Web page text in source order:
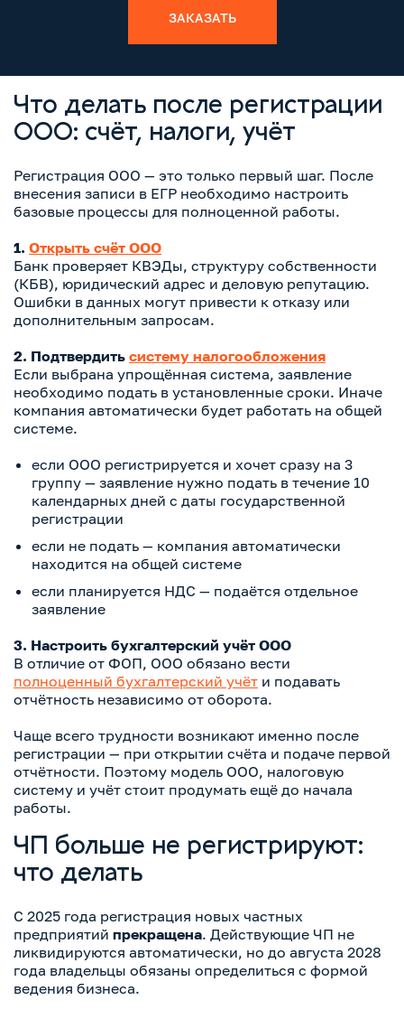
ЗАКАЗАТЬ
Что делать после регистрации
ООО: счёт, налоги, учёт
Регистрация ООО — это только первый шаг. После
внесения записи в ЕГР необходимо настроить
базовые процессы для полноценной работы.
1. Открыть счёт ООО
Банк проверяет КВЭДы, структуру собственности
(КБВ), юридический адрес и деловую репутацию.
Ошибки в данных могут привести к отказу или
дополнительным запросам.
2. Подтвердить систему налогообложения
Если выбрана упрощённая система, заявление
необходимо подать в установленные сроки. Иначе
компания автоматически будет работать на общей
системе.
если ООО регистрируется и хочет сразу на 3
группу — заявление нужно подать в течение 10
календарных дней с даты государственной
регистрации
если не подать — компания автоматически
находится на общей системе
если планируется НДС — подаётся отдельное
заявление
3. Настроить бухгалтерский учёт ООО
В отличие от ФОП, ООО обязано вести
полноценный бухгалтерский учёт и подавать
отчётность независимо от оборота.
Чаще всего трудности возникают именно после
регистрации — при открытии счёта и подаче первой
отчётности. Поэтому модель ООО, налоговую
систему и учёт стоит продумать ещё до начала
работы.
ЧП больше не регистрируют:
что делать
С 2025 года регистрация новых частных
предприятий прекращена. Действующие ЧП не
ликвидируются автоматически, но до августа 2028
года владельцы обязаны определиться с формой
ведения бизнеса.